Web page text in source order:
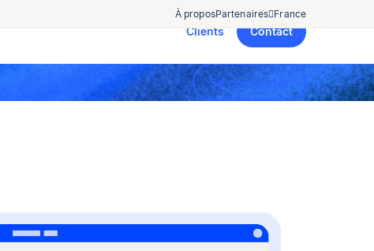
À proposPartenaires France
Clients Contact
Se connecter